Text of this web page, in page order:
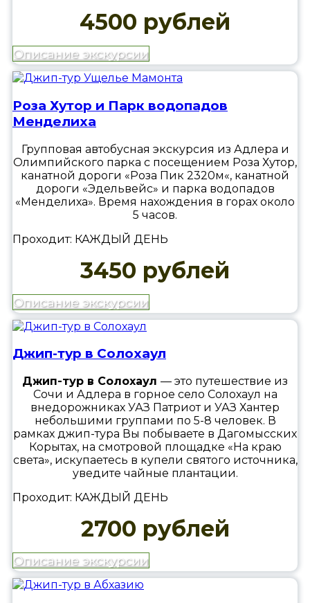
4500 рублей
Описание экскурсии
Роза Хутор и Парк водопадов
Менделиха
Групповая автобусная экскурсия из Адлера и
Олимпийского парка с посещением Роза Хутор,
канатной дороги «Роза Пик 2320м«, канатной
дороги «Эдельвейс» и парка водопадов
«Менделиха». Время нахождения в горах около
5 часов.
Проходит: КАЖДЫЙ ДЕНЬ
3450 рублей
Описание экскурсии
Джип-тур в Солохаул
Джип-тур в Солохаул — это путешествие из
Сочи и Адлера в горное село Солохаул на
внедорожниках УАЗ Патриот и УАЗ Хантер
небольшими группами по 5-8 человек. В
рамках джип-тура Вы побываете в Дагомысских
Корытах, на смотровой площадке «На краю
света», искупаетесь в купели святого источника,
уведите чайные плантации.
Проходит: КАЖДЫЙ ДЕНЬ
2700 рублей
Описание экскурсии